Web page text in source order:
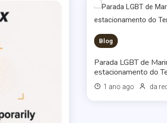
Blog
Parada LGBT de
estacionamento do
1 ano ago da